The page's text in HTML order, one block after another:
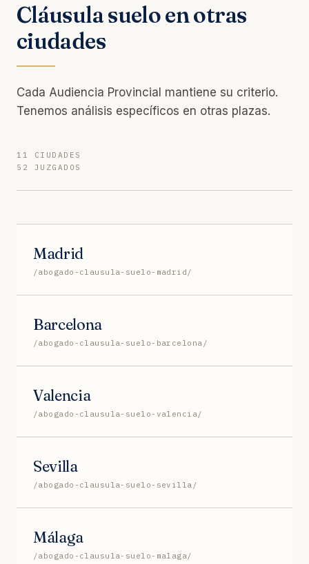
Cláusula suelo en otras
ciudades
Cada Audiencia Provincial mantiene su criterio.
Tenemos análisis específicos en otras plazas.
11 CIUDADES
52 JUZGADOS
Madrid
/abogado-clausula-suelo-madrid/
Barcelona
/abogado-clausula-suelo-barcelona/
Valencia
/abogado-clausula-suelo-valencia/
Sevilla
/abogado-clausula-suelo-sevilla/
Málaga
/abogado-clausula-suelo-malaga/